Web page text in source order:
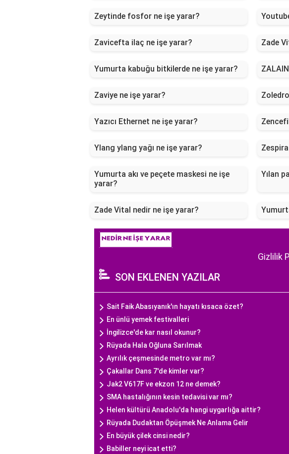
Zeytinde fosfor ne işe yarar?
Zavicefta ilaç ne işe yarar? Zade
Yumurta kabuğu bitkilerde ne işe yarar?
Zaviye ne işe yarar?
Yazıcı Ethernet ne işe yarar?
Ylang ylang yağı ne işe yarar?
Yumurta akı ve peçete maskesi ne işe
yarar?
Yılan
Zade Vital nedir ne işe yarar?
Gizlilik
SON EKLENEN YAZILAR
Sait Faik Abasıyanık'ın hayatı kısaca özet?
En ünlü yemek festivalleri
İngilizce'de kar nasıl okunur?
Rüyada Hala Oğluna Sarılmak
Ayrılık çeşmesinde metro var mı?
Çakallar Dans 7'de kimler var?
Jak2 V617F ve ekzon 12 ne demek?
SMA hastalığının kesin tedavisi var mı?
Helen kültürü Anadolu'da hangi uygarlığa aittir?
Rüyada Dudaktan Öpüşmek Ne Anlama Gelir
En büyük çilek cinsi nedir?
Babiller neyi icat etti?